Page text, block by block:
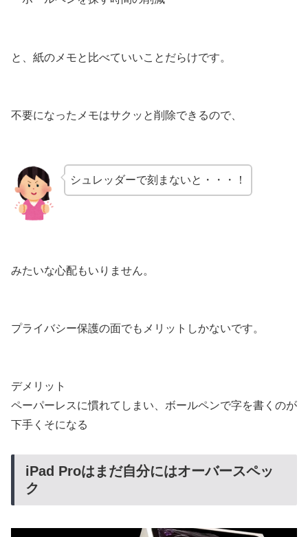
と、紙のメモと比べていいことだらけです。
不要になったメモはサクッと削除できるので、
シュレッダーで刻まないと・・・！
みたいな心配もいりません。
プライバシー保護の面でもメリットしかないです。
デメリット
ペーパーレスに慣れてしまい、ボールペンで字を書くのが
下手くそになる
iPad Proはまだ自分にはオーバースペッ
ク